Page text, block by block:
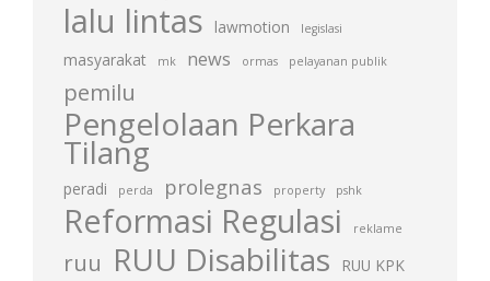
lalu lintas lawmotion legislasi
masyarakat mk news ormas pelayanan publik
pemilu
Pengelolaan Perkara
Tilang
peradi perda prolegnas property pshk
Reformasi Regulasi reklame
ruu RUU Disabilitas RUU KPK